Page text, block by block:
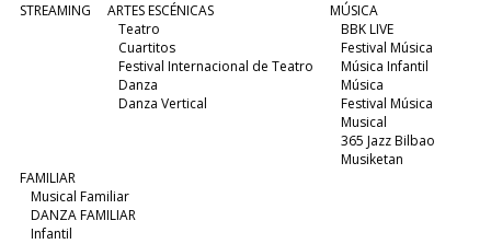
STREAMING
ARTES ESCÉNICAS
Teatro
Cuartitos
Festival Internacional de Teatro
Danza
Danza Vertical
MÚSICA
BBK LIVE
Festival Música
Música Infantil
Música
Festival Música
Musical
365 Jazz Bilbao
Musiketan
FAMILIAR
Musical Familiar
DANZA FAMILIAR
Infantil